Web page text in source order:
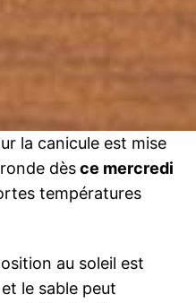
la canicule est mise
dèsce mercredi
températures
au soleil est
le sable peut